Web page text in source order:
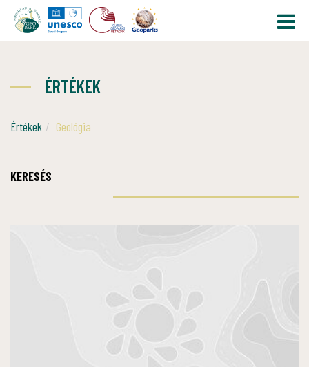
ÉRTÉKEK
Értékek Geológia
KERESÉS